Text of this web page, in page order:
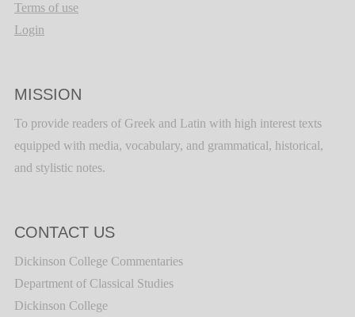
Terms of use
Login
MISSION
To provide readers of Greek and Latin with high interest texts
equipped with media, vocabulary, and grammatical, historical,
and stylistic notes.
CONTACT US
Dickinson College Commentaries
Department of Classical Studies
Dickinson College